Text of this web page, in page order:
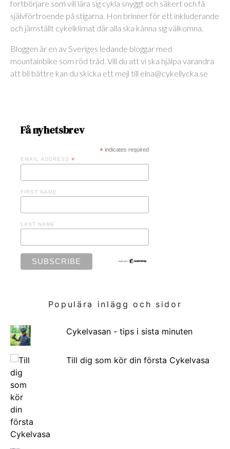
fortbörjare som vill lära sig cykla snyggt och säkert och få
självförtroende på stigarna. Hon brinner för ett inkluderande
och jämställt cykelklimat där alla ska känna sig välkomna.
Bloggen är en av Sveriges ledande bloggar med
mountainbike som röd tråd. Vill du att vi ska hjälpa varandra
att bli bättre kan du skicka ett mejl till elna@cykellycka.se
Få nyhetsbrev
*indicates required
EMAIL ADDRESS *
FIRST NAME
LAST NAME
Populära inlägg och sidor
Cykelvasan - tips i sista minuten
Till dig som kör din första Cykelvasa